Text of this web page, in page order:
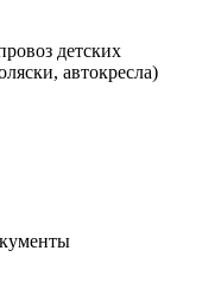
детских
автокресла)